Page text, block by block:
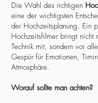
Die Wahl des richtigen
eine der wichtigsten
der Hochzeitsplanung. Ein
Hochzeitsfilmer bringt nicht
Technik mit, sondern vor
Gespür für Emotionen,
Atmosphäre.
Worauf sollte man achten?